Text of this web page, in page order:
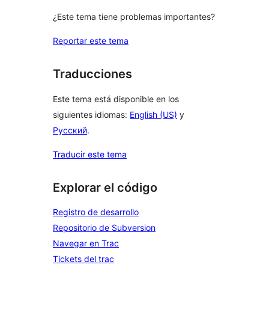
¿Este tema tiene problemas importantes?
Reportar este tema
Traducciones
Este tema está disponible en los
siguientes idiomas: English (US) y
Русский.
Traducir este tema
Explorar el código
Registro de desarrollo
Repositorio de Subversion
Navegar en Trac
Tickets del trac